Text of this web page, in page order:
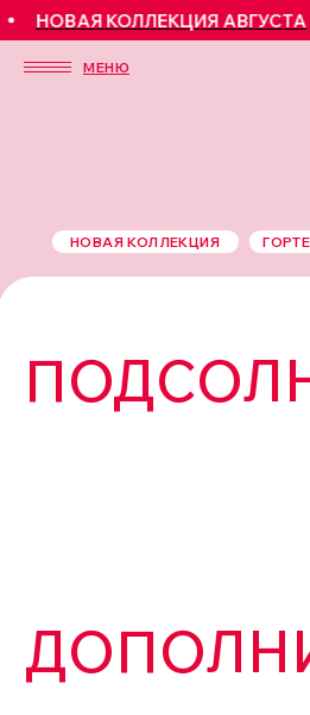
КОЛЛЕКЦИЯ АВГУСТА
МЕНЮ
НОВАЯ КОЛЛЕКЦИЯ